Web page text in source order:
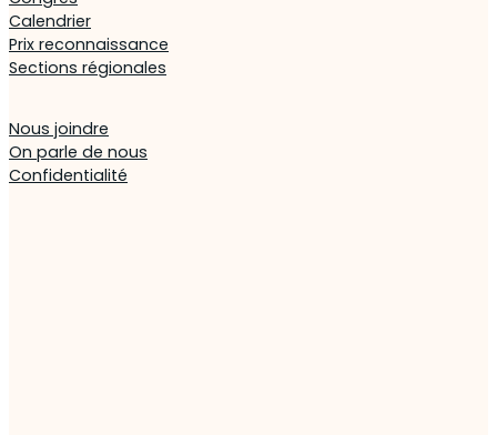
Calendrier
Prix reconnaissance
Sections régionales
Nous joindre
On parle de nous
Confidentialité